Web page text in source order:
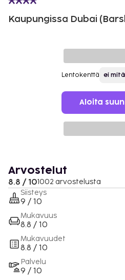
Kaupungissa Dubai
Lentokenttä
Aloita
Arvostelut
8.8 / 101002 arvostelusta
Siisteys
9 / 10
Mukavuus
8.8 / 10
Mukavuudet
8.8 / 10
Palvelu
9 / 10